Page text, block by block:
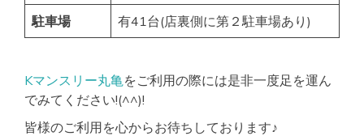
駐車場 有41台(店裏側に第２駐車場あり)
Kマンスリー丸亀をご利用の際には是非一度足を運ん
でみてください!(^^)!
皆様のご利用を心からお待ちしております♪